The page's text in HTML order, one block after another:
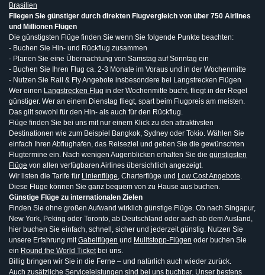
Brasilien
Fliegen Sie günstiger durch direkten Flugvergleich von über 750 Airlines
und Millionen Flügen
Die günstigsten Flüge finden Sie wenn Sie folgende Punkte beachten:
- Buchen Sie Hin- und Rückflug zusammen
- Planen Sie eine Übernachtung von Samstag auf Sonntag ein
- Buchen Sie Ihren Flug ca. 2-3 Monate im Voraus und in der Wochenmitte
- Nutzen Sie Rail & Fly Angebote insbesondere bei Langstrecken Flügen
Wer einen Langstrecken Flug in der Wochenmitte bucht, fliegt in der Regel
günstiger. Wer an einem Dienstag fliegt, spart beim Flugpreis am meisten.
Das gilt sowohl für den Hin- als auch für den Rückflug.
Flüge finden Sie bei uns mit nur einem Klick zu den attraktivsten
Destinationen wie zum Beispiel Bangkok, Sydney oder Tokio. Wählen Sie
einfach Ihren Abflughafen, das Reiseziel und geben Sie die gewünschten
Flugtermine ein. Nach wenigen Augenblicken erhalten Sie die günstigsten
Flüge von allen verfügbaren Airlines übersichtlich angezeigt.
Wir listen die Tarife für Linienflüge, Charterflüge und Low Cost Angebote.
Diese Flüge können Sie ganz bequem von zu Hause aus buchen.
Günstige Flüge zu internationalen Zielen
Finden Sie ohne großen Aufwand wirklich günstige Flüge. Ob nach Singapur,
New York, Peking oder Toronto, ab Deutschland oder auch ab dem Ausland,
hier buchen Sie einfach, schnell, sicher und jederzeit günstig. Nutzen Sie
unsere Erfahrung mitGabelflügen und Mulitstopp-Flügen oder buchen Sie
ein Round the World Ticketbei uns.
Billig bringen wir Sie in die Ferne – und natürlich auch wieder zurück.
Auch zusätzliche Serviceleistungen sind bei uns buchbar. Unser bestens